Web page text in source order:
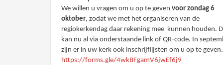
We willen u vragen om u op te gevenvoor zondag 6
oktober, zodat we met het organiseren van de
regiokerkendag daar rekening mee kunnen houden.
kan nu al via onderstaande link of QR-code. In
zijn er in uw kerk ook inschrijflijsten om u op te geven.
https://forms.gle/4wkBFgamV6jwEf6j9